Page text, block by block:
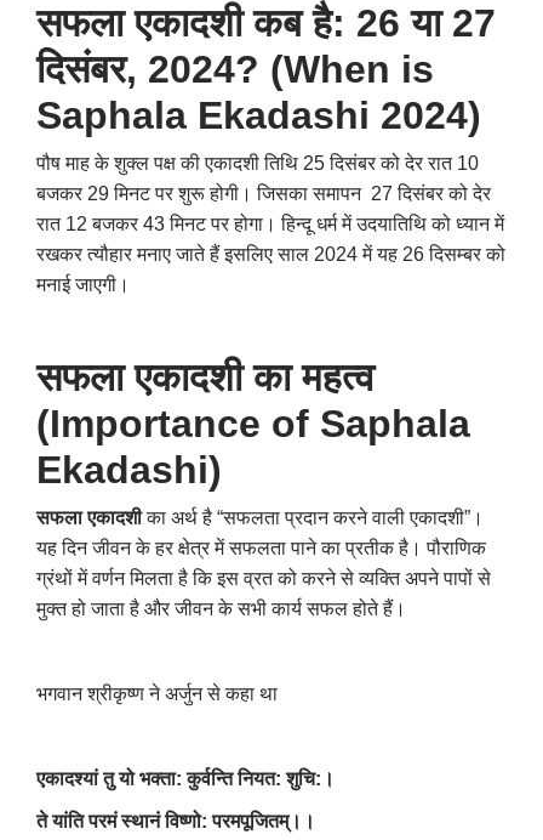
सफला एकादशी कब है: 26 या 27
दिसंबर, 2024? (When is
Saphala Ekadashi 2024)
पौष माह के शुक्ल पक्ष की एकादशी तिथि 25 दिसंबर को देर रात 10
बजकर 29 मिनट पर शुरू होगी। जिसका समापन 27 दिसंबर को देर
रात 12 बजकर 43 मिनट पर होगा। हिन्दू धर्म में उदयातिथि को ध्यान में
रखकर त्यौहार मनाए जाते हैं इसलिए साल 2024 में यह 26 दिसम्बर को
मनाई जाएगी।
सफला एकादशी का महत्व
(Importance of Saphala
Ekadashi)
सफला एकादशीका अर्थ है “सफलता प्रदान करने वाली एकादशी”।
यह दिन जीवन के हर क्षेत्र में सफलता पाने का प्रतीक है। पौराणिक
ग्रंथों में वर्णन मिलता है कि इस व्रत को करने से व्यक्ति अपने पापों से
मुक्त हो जाता है और जीवन के सभी कार्य सफल होते हैं।
भगवान श्रीकृष्ण ने अर्जुन से कहा था
एकादश्यां तु यो भक्ता: कुर्वन्ति नियत: शुचि:।
ते यांति परमं स्थानं विष्णो: परमपूजितम्।।